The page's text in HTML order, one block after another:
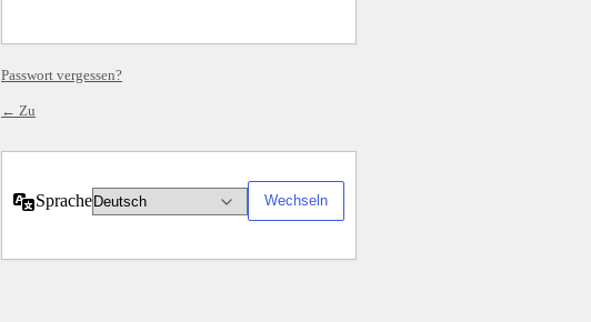
Passwort vergessen?
← Zu
Sprache